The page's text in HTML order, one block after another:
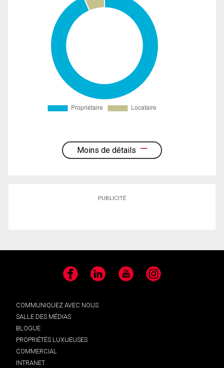
Moins de détails
PUBLICITÉ
Facebook LinkedIn YouTube Instagram
COMMUNIQUEZ AVEC NOUS
SALLE DES MÉDIAS
BLOGUE
PROPRIÉTÉS LUXUEUSES
COMMERCIAL
INTRANET